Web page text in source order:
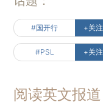
#国开行 +关注
#PSL +关注
阅读英文报道